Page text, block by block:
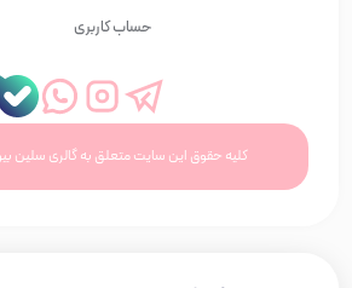
حساب کاربری
کلیه حقوق این سایت متعلق به گالری سلین